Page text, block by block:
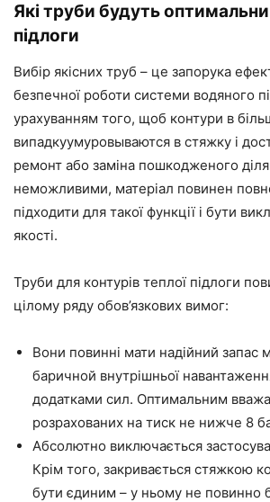
Які труби будуть
підлоги
Вибір якісних труб – це запорука
безпечної роботи системи водяного
урахуванням того, щоб контури в
випадкуумуровываются в стяжку і
ремонт або заміна пошкодженого
неможливими, матеріал повинен
підходити для такої функції і бути
якості.
Труби для контурів теплої підлоги
цілому ряду обов’язкових вимог:
Вони повинні мати надійний запас
баричной внутрішньої
додатками сил. Оптимальним
розрахованих на тиск не нижче 8
Абсолютно виключається
Крім того, закривається стяжкою
бути єдиним – у ньому не повинно